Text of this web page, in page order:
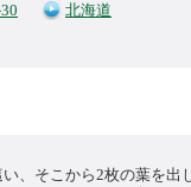
北海道
、そこから2枚の葉を出